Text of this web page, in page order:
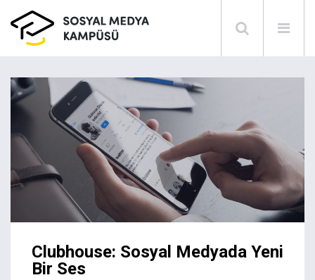
Clubhouse: Sosyal Medyada Yeni
Bir Ses